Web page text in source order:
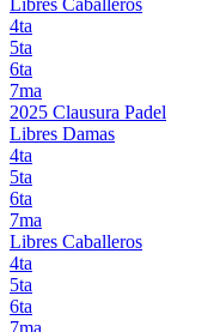
Libres Caballeros
4ta
5ta
6ta
7ma
2025 Clausura Padel
Libres Damas
4ta
5ta
6ta
7ma
Libres Caballeros
4ta
5ta
6ta